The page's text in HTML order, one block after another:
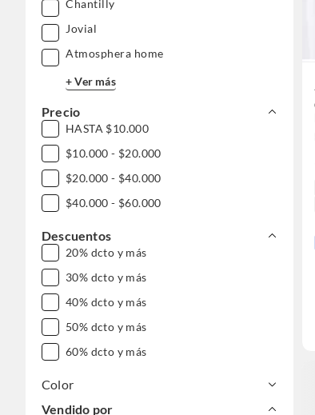
Chantilly
Jovial
Atmosphera home
+ Ver más
Precio
HASTA $10.000
$10.000 - $20.000
$20.000 - $40.000
$40.000 - $60.000
Descuentos
20% dcto y más
30% dcto y más
40% dcto y más
50% dcto y más
60% dcto y más
Color
Vendido por